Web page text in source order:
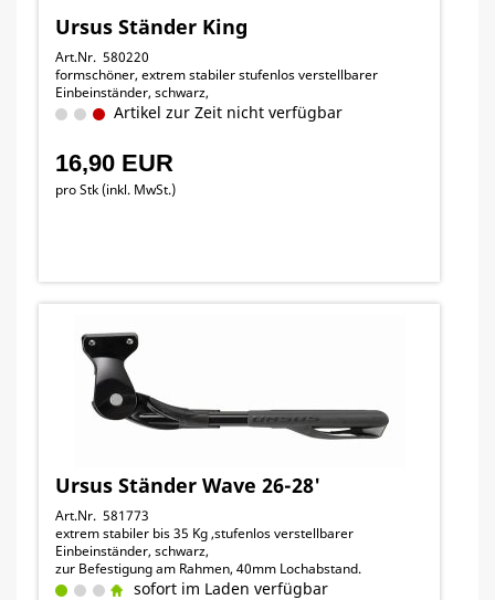
Ursus Ständer King
Art.Nr. 580220
formschöner, extrem stabiler stufenlos verstellbarer
Einbeinständer, schwarz,
Artikel zur Zeit nicht verfügbar
16,90 EUR
pro Stk (inkl. MwSt.)
Ursus Ständer Wave 26-28'
Art.Nr. 581773
extrem stabiler bis 35 Kg ,stufenlos verstellbarer
Einbeinständer, schwarz,
zur Befestigung am Rahmen, 40mm Lochabstand.
sofort im Laden verfügbar